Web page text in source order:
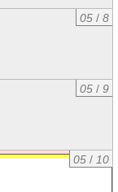
05/ 8
05/ 9
05/ 10